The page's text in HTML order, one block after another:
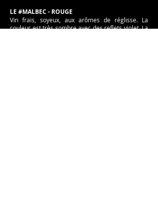
LE #MALBEC - ROUGE
Vin frais, soyeux, aux arômes de réglisse. La
couleur est très sombre avec des reflets violet. La